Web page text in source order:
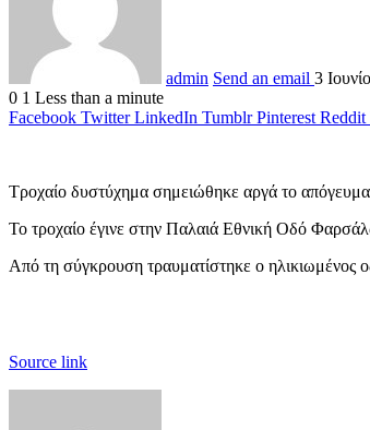
admin Send an email 3
0 1 Less than a minute
Facebook Twitter LinkedIn Tumblr Pinterest Reddit
Τροχαίο δυστύχημα σημειώθηκε αργά το
Το τροχαίο έγινε στην Παλαιά Εθνική Οδό
Από τη σύγκρουση τραυματίστηκε ο ηλικιωμένος
Source link